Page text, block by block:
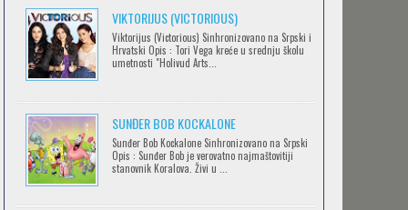
Feb 12 2023 |
SERVAMP
Feb 12 2023 |Gledaj »
2.43: SEIIN HIGH SCHOOL BOYS
VOLLEYBALL TEAM
VIKTORIJUS (VICTORIOUS)
Viktorijus (Victorious) Sinhronizovano na Srpski i
Hrvatski Opis : Tori Vega kreće u srednju školu
umetnosti "Holivud Arts...
SUNĐER BOB KOCKALONE
Sunđer Bob Kockalone Sinhronizovano na Srpski
Opis : Sunđer Bob je verovatno najmaštovitiji
stanovnik Koralova. Živi u ...